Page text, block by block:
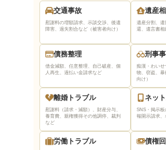
交通事故
慰謝料の増額請求、示談交渉、後遺
障害、過失割合など（被害者向け）
遺産
遺産分割、遺
還、遺言書相
債務整理
借金減額、任意整理、自己破産、個
人再生、過払い金請求など
刑事
痴漢・わいせ
物、窃盗、暴
向け）
離婚トラブル
慰謝料（請求・減額）、財産分与、
養育費、親権獲得その他調停、裁判
など
ネッ
SNS・掲示
報開示請求、
労働トラブル 債権